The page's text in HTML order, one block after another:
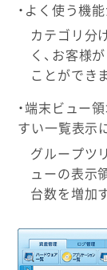
・よく使う機
カテゴリ分
く、お客様
ことができ
・端末ビュー
すい一覧表示
グループツ
ューの表示
台数を増加